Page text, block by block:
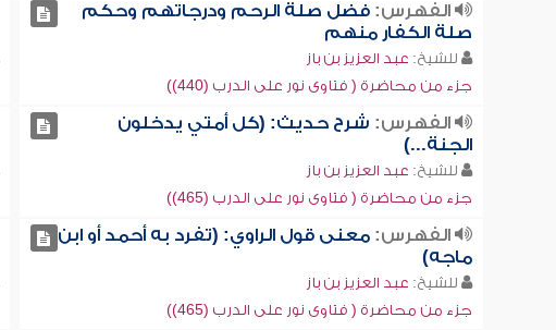
الفهرس:فضل صلة الرحم ودرجاتهم وحكم
صلة الكفار منهم
للشيخ: عبد العزيز بن باز
جزء من محاضرة ( فتاوى نور على الدرب (440))
الفهرس: شرح حديث: (كل أمتي يدخلون
الجنة...)
للشيخ: عبد العزيز بن باز
جزء من محاضرة ( فتاوى نور على الدرب (465))
الفهرس:معنى قول الراوي: (تفرد به أحمد أو ابن
ماجه)
للشيخ: عبد العزيز بن باز
جزء من محاضرة ( فتاوى نور على الدرب (465))